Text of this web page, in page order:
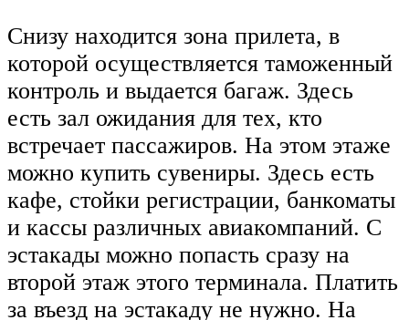
Снизу находится зона прилета, в
которой осуществляется таможенный
контроль и выдается багаж. Здесь
есть зал ожидания для тех, кто
встречает пассажиров. На этом этаже
можно купить сувениры. Здесь есть
кафе, стойки регистрации, банкоматы
и кассы различных авиакомпаний. С
эстакады можно попасть сразу на
второй этаж этого терминала. Платить
за въезд на эстакаду не нужно. На